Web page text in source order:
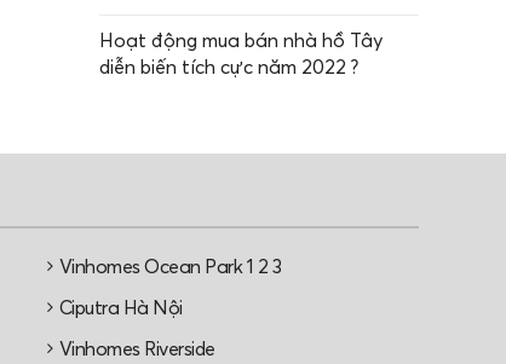
Hoạt động mua bán nhà hồ Tây
diễn biến tích cực năm 2022 ?
Vinhomes Ocean Park 1 2 3
Ciputra Hà Nội
Vinhomes Riverside